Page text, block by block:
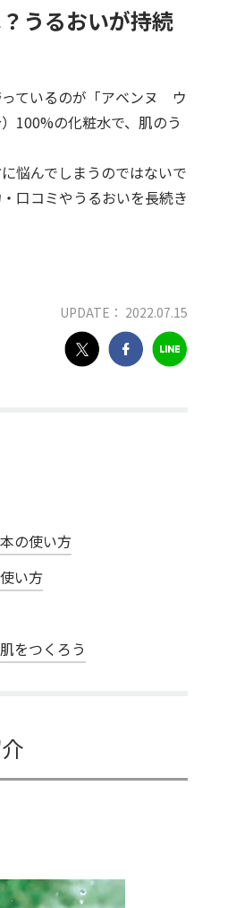
うるおいが持続
ているのが「アベンヌ ウ
100%の化粧水で、肌のう
悩んでしまうのではないで
口コミやうるおいを長続き
UPDATE： 2022.07.15
の使い方
い方
をつくろう